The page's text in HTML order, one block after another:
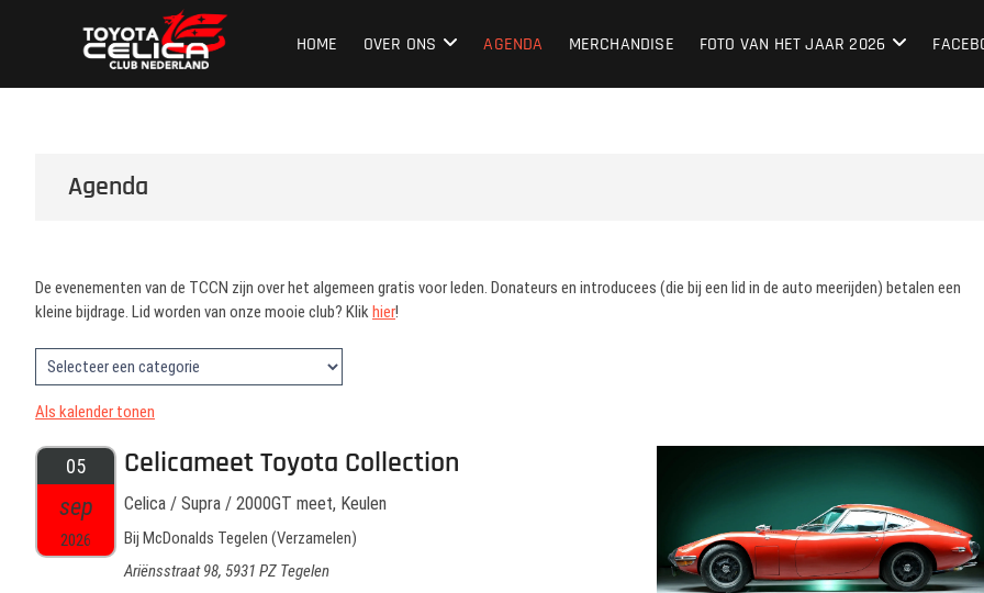
inhoud
Toyota Celica Club Nederland
HOME OVER ONS AGENDA MERCHANDISE FOTO VAN HET JAAR 2026
Agenda
De evenementen van de TCCN zijn over het algemeen gratis voor leden. Donateurs en introducees (die bij een lid in de auto meerijden) betalen een
kleine bijdrage. Lid worden van onze mooie club? Klikhier!
Als kalender tonen
05
sep
2026
Celicameet Toyota Collection
Celica / Supra / 2000GT meet, Keulen
Bij McDonalds Tegelen (Verzamelen)
Ariënsstraat 98, 5931 PZ Tegelen